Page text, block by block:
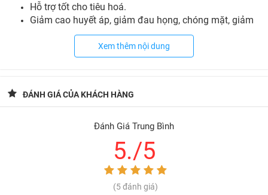
Hỗ trợ tốt cho tiêu hoá.
Giảm cao huyết áp, giảm đau họng, chóng mặt, giảm
đau nhức, viêm xoang khớp, đau bàng quang, bệnh
Dùng để gội đầu, nấu ăn, súc miệng làm trắng răng.
Uống giảm cân rất tốt, nên uống sau khi ăn no. uống
Nơi khô ráo, thoáng mát, tránh ẩm và tránh ánh nắng
chiếu trực tiếp vào sản phẩm.
Xem thêm nội dung
ĐÁNH GIÁ CỦA KHÁCH HÀNG
Đánh Giá Trung Bình
5./5
(5 đánh giá)